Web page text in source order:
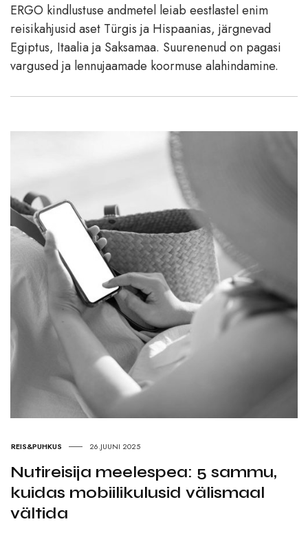
ERGO kindlustuse andmetel leiab eestlastel enim
reisikahjusid aset Türgis ja Hispaanias, järgnevad
Egiptus, Itaalia ja Saksamaa. Suurenenud on pagasi
vargused ja lennujaamade koormuse alahindamine.
REIS&PUHKUS 26.JUUNI 2025
Nutireisija meelespea: 5 sammu,
kuidas mobiilikulusid välismaal
vältida